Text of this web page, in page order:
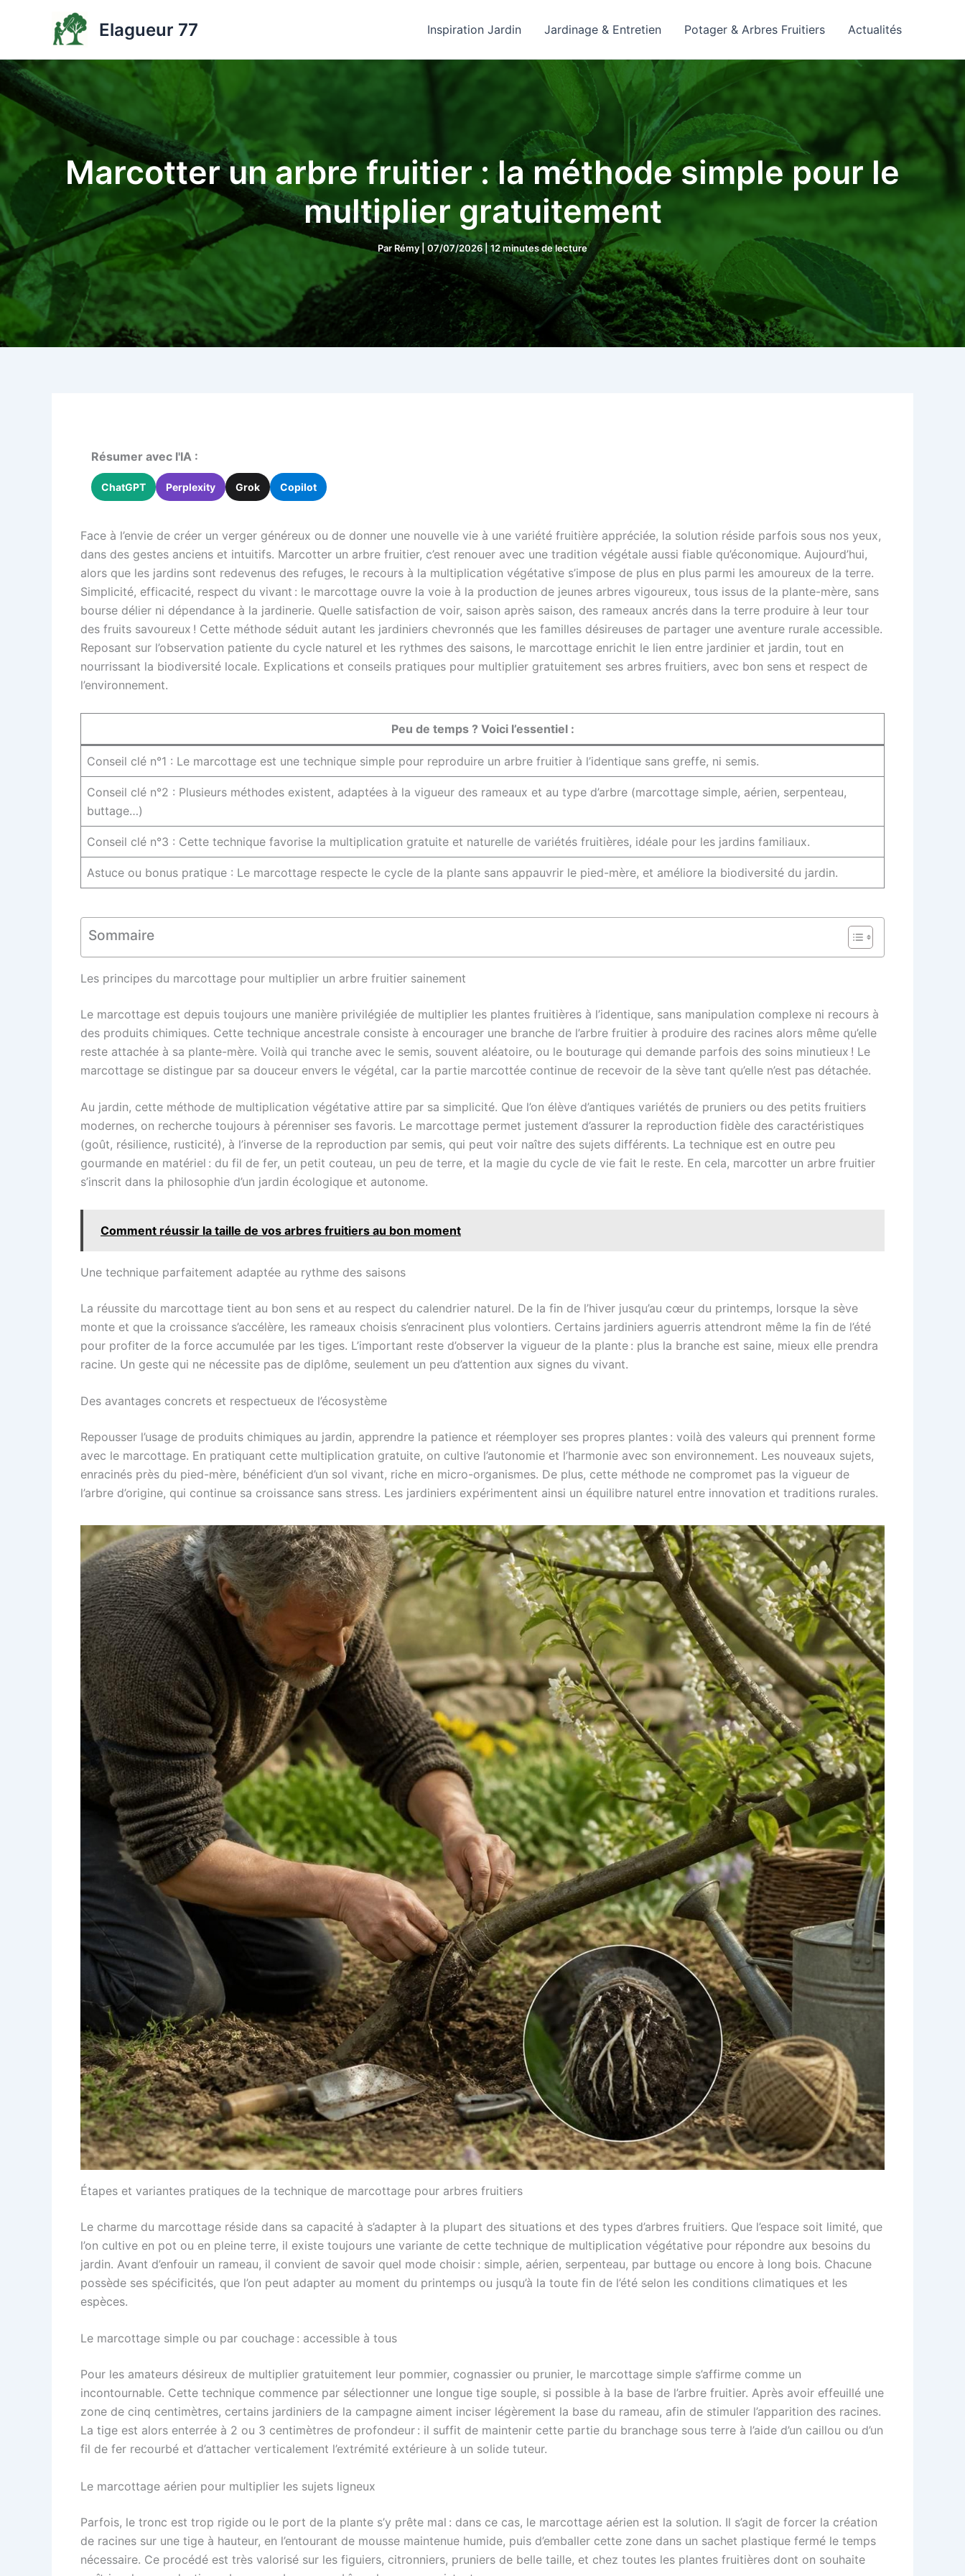
Elagueur 77 Inspiration Jardin Jardinage & Entretien Potager & Arbres Fruitiers Actualités
Marcotter un arbre fruitier : la méthode simple pour le
multiplier gratuitement
ParRémy|07/07/2026|12 minutes de lecture
Résumer avec l'IA :
ChatGPT Perplexity Grok Copilot
Face à l’envie de créer un verger généreux ou de donner une nouvelle vie à une variété fruitière appréciée, la solution réside parfois sous nos yeux,
dans des gestes anciens et intuitifs. Marcotter un arbre fruitier, c’est renouer avec une tradition végétale aussi fiable qu’économique. Aujourd’hui,
alors que les jardins sont redevenus des refuges, le recours à la multiplication végétative s’impose de plus en plus parmi les amoureux de la terre.
Simplicité, efficacité, respect du vivant : le marcottage ouvre la voie à la production de jeunes arbres vigoureux, tous issus de la plante-mère, sans
bourse délier ni dépendance à la jardinerie. Quelle satisfaction de voir, saison après saison, des rameaux ancrés dans la terre produire à leur tour
des fruits savoureux ! Cette méthode séduit autant les jardiniers chevronnés que les familles désireuses de partager une aventure rurale accessible.
Reposant sur l’observation patiente du cycle naturel et les rythmes des saisons, le marcottage enrichit le lien entre jardinier et jardin, tout en
nourrissant la biodiversité locale. Explications et conseils pratiques pour multiplier gratuitement ses arbres fruitiers, avec bon sens et respect de
l’environnement.
Peu de temps ? Voici l’essentiel :
Conseil clé n°1 : Le marcottage est une technique simple pour reproduire un arbre fruitier à l’identique sans greffe, ni semis.
Conseil clé n°2 : Plusieurs méthodes existent, adaptées à la vigueur des rameaux et au type d’arbre (marcottage simple, aérien, serpenteau,
buttage…)
Conseil clé n°3 : Cette technique favorise la multiplication gratuite et naturelle de variétés fruitières, idéale pour les jardins familiaux.
Astuce ou bonus pratique : Le marcottage respecte le cycle de la plante sans appauvrir le pied-mère, et améliore la biodiversité du jardin.
Sommaire
Les principes du marcottage pour multiplier un arbre fruitier sainement
Le marcottage est depuis toujours une manière privilégiée de multiplier les plantes fruitières à l’identique, sans manipulation complexe ni recours à
des produits chimiques. Cette technique ancestrale consiste à encourager une branche de l’arbre fruitier à produire des racines alors même qu’elle
reste attachée à sa plante-mère. Voilà qui tranche avec le semis, souvent aléatoire, ou le bouturage qui demande parfois des soins minutieux ! Le
marcottage se distingue par sa douceur envers le végétal, car la partie marcottée continue de recevoir de la sève tant qu’elle n’est pas détachée.
Au jardin, cette méthode de multiplication végétative attire par sa simplicité. Que l’on élève d’antiques variétés de pruniers ou des petits fruitiers
modernes, on recherche toujours à pérenniser ses favoris. Le marcottage permet justement d’assurer la reproduction fidèle des caractéristiques
(goût, résilience, rusticité), à l’inverse de la reproduction par semis, qui peut voir naître des sujets différents. La technique est en outre peu
gourmande en matériel : du fil de fer, un petit couteau, un peu de terre, et la magie du cycle de vie fait le reste. En cela, marcotter un arbre fruitier
s’inscrit dans la philosophie d’un jardin écologique et autonome.
Comment réussir la taille de vos arbres fruitiers au bon moment
Une technique parfaitement adaptée au rythme des saisons
La réussite du marcottage tient au bon sens et au respect du calendrier naturel. De la fin de l’hiver jusqu’au cœur du printemps, lorsque la sève
monte et que la croissance s’accélère, les rameaux choisis s’enracinent plus volontiers. Certains jardiniers aguerris attendront même la fin de l’été
pour profiter de la force accumulée par les tiges. L’important reste d’observer la vigueur de la plante : plus la branche est saine, mieux elle prendra
racine. Un geste qui ne nécessite pas de diplôme, seulement un peu d’attention aux signes du vivant.
Des avantages concrets et respectueux de l’écosystème
Repousser l’usage de produits chimiques au jardin, apprendre la patience et réemployer ses propres plantes : voilà des valeurs qui prennent forme
avec le marcottage. En pratiquant cette multiplication gratuite, on cultive l’autonomie et l’harmonie avec son environnement. Les nouveaux sujets,
enracinés près du pied-mère, bénéficient d’un sol vivant, riche en micro-organismes. De plus, cette méthode ne compromet pas la vigueur de
l’arbre d’origine, qui continue sa croissance sans stress. Les jardiniers expérimentent ainsi un équilibre naturel entre innovation et traditions rurales.
Étapes et variantes pratiques de la technique de marcottage pour arbres fruitiers
Le charme du marcottage réside dans sa capacité à s’adapter à la plupart des situations et des types d’arbres fruitiers. Que l’espace soit limité, que
l’on cultive en pot ou en pleine terre, il existe toujours une variante de cette technique de multiplication végétative pour répondre aux besoins du
jardin. Avant d’enfouir un rameau, il convient de savoir quel mode choisir : simple, aérien, serpenteau, par buttage ou encore à long bois. Chacune
possède ses spécificités, que l’on peut adapter au moment du printemps ou jusqu’à la toute fin de l’été selon les conditions climatiques et les
espèces.
Le marcottage simple ou par couchage : accessible à tous
Pour les amateurs désireux de multiplier gratuitement leur pommier, cognassier ou prunier, le marcottage simple s’affirme comme un
incontournable. Cette technique commence par sélectionner une longue tige souple, si possible à la base de l’arbre fruitier. Après avoir effeuillé une
zone de cinq centimètres, certains jardiniers de la campagne aiment inciser légèrement la base du rameau, afin de stimuler l’apparition des racines.
La tige est alors enterrée à 2 ou 3 centimètres de profondeur : il suffit de maintenir cette partie du branchage sous terre à l’aide d’un caillou ou d’un
fil de fer recourbé et d’attacher verticalement l’extrémité extérieure à un solide tuteur.
Le marcottage aérien pour multiplier les sujets ligneux
Parfois, le tronc est trop rigide ou le port de la plante s’y prête mal : dans ce cas, le marcottage aérien est la solution. Il s’agit de forcer la création
de racines sur une tige à hauteur, en l’entourant de mousse maintenue humide, puis d’emballer cette zone dans un sachet plastique fermé le temps
nécessaire. Ce procédé est très valorisé sur les figuiers, citronniers, pruniers de belle taille, et chez toutes les plantes fruitières dont on souhaite